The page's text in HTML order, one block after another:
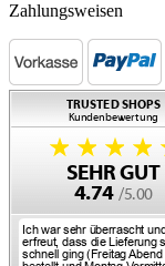
Zahlungsweisen